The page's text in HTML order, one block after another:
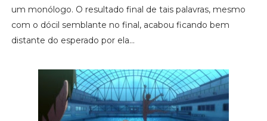
um monólogo. O resultado final de tais palavras, mesmo
com o dócil semblante no final, acabou ficando bem
distante do esperado por ela...